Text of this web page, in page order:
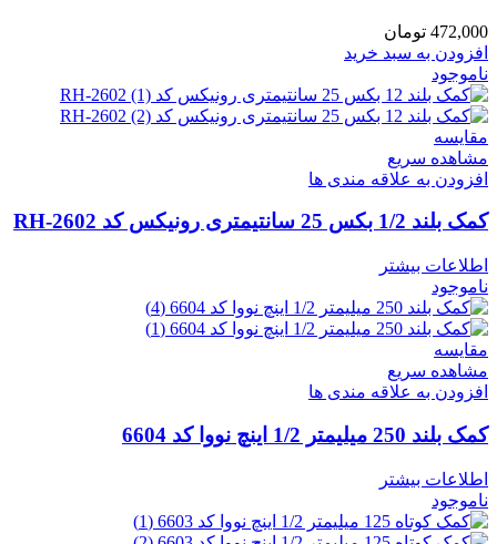
472,000 تومان
افزودن به سبد خرید
ناموجود
مقایسه
مشاهده سریع
افزودن به علاقه مندی ها
کمک بلند 1/2 بکس 25 سانتیمتری رونیکس کد RH-2602
اطلاعات بیشتر
ناموجود
مقایسه
مشاهده سریع
افزودن به علاقه مندی ها
کمک بلند 250 میلیمتر 1/2 اینچ نووا کد 6604
اطلاعات بیشتر
ناموجود